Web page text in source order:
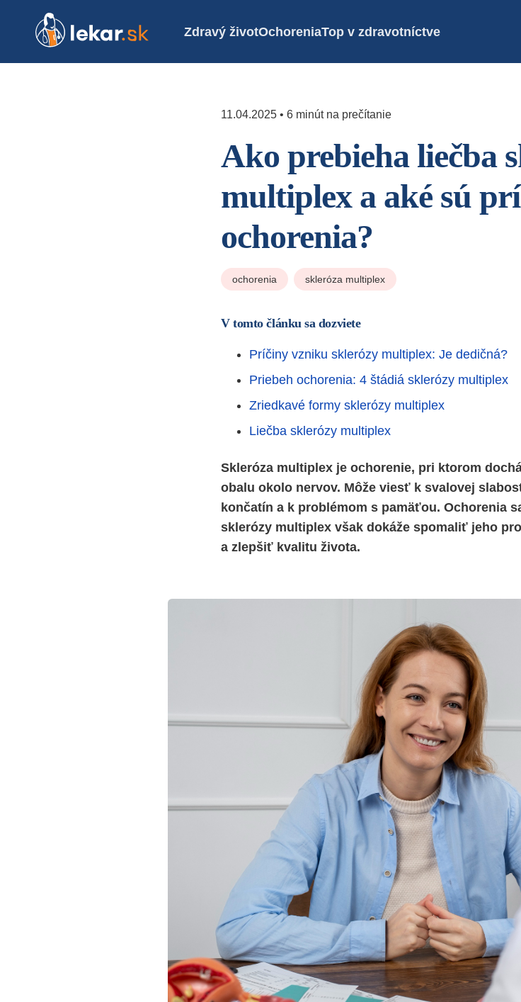
Zdravý životOchoreniaTop v zdravotníctve
11.04.2025 • 6 minút na prečítanie
Ako prebieha liečba
multiplex a aké sú
ochorenia?
ochorenia skleróza multiplex
V tomto článku sa dozviete
Príčiny vzniku sklerózy multiplex: Je dedičná?
Priebeh ochorenia: 4 štádiá sklerózy multiplex
Zriedkavé formy sklerózy multiplex
Liečba sklerózy multiplex
Skleróza multiplex je ochorenie, pri ktorom
obalu okolo nervov. Môže viesť k svalovej
končatín a k problémom s pamäťou. Ochorenia
sklerózy multiplex však dokáže spomaliť jeho
a zlepšiť kvalitu života.